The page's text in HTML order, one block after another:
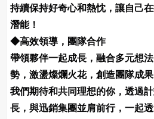
持續保持好奇心和熱忱，讓自己
潛能！
◆高效領導，團隊合作
帶領夥伴一起成長，融合多元想
勢，激盪燦爛火花，創造團隊成果
我們期待和共同理想的你，透過
長，與迅銷集團並肩前行，一起